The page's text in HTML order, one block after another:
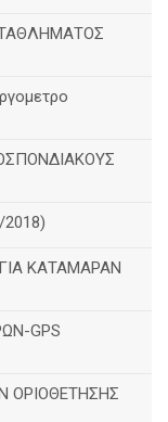
ΚΑΤΑΜΑΡΑΝ
GPS
ΟΡΙΟΘΕΤΗΣΗΣ